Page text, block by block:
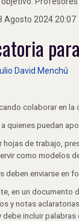
Agosto 2024 20:07
David Menchú
colaborar en la
quienes puedan
hojas de trabajo,
como modelos
deben enviarse en
en un documento
y notas
debe incluir